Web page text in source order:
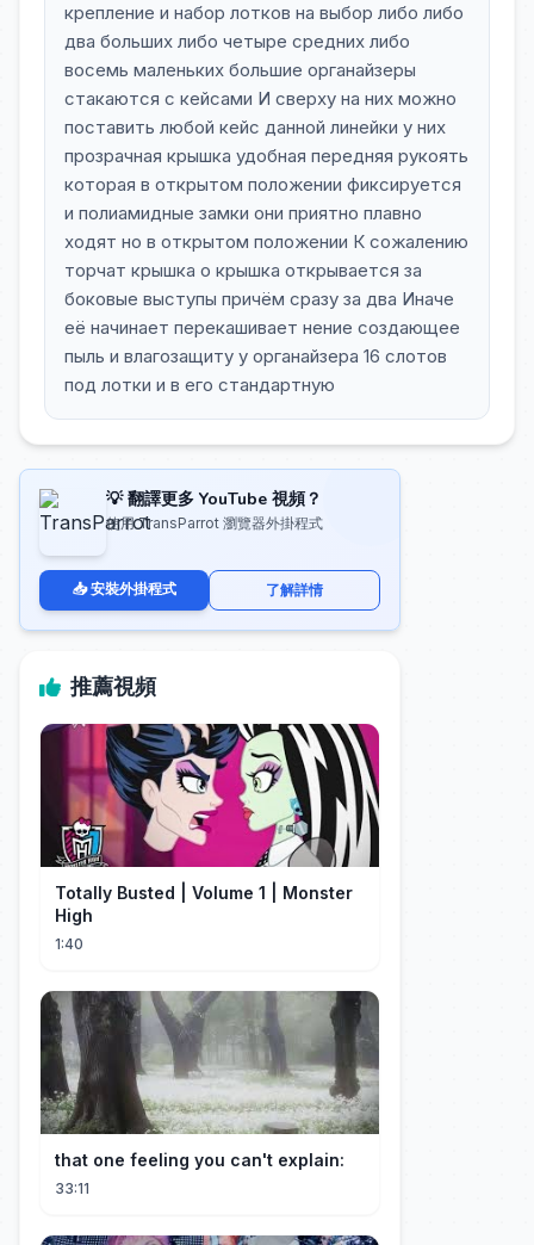
крепление и набор лотков на выбор либо либо
два больших либо четыре средних либо
восемь маленьких большие органайзеры
стакаются с кейсами И сверху на них можно
поставить любой кейс данной линейки у них
прозрачная крышка удобная передняя рукоять
которая в открытом положении фиксируется
и полиамидные замки они приятно плавно
ходят но в открытом положении К сожалению
торчат крышка о крышка открывается за
боковые выступы причём сразу за два Иначе
её начинает перекашивает нение создающее
пыль и влагозащиту у органайзера 16 слотов
под лотки и в его стандартную
💡 翻譯更多 YouTube 視頻？
使用 TransParrot 瀏覽器外掛程式
📥 安裝外掛程式 了解詳情
推薦視頻
Totally Busted | Volume 1 | Monster
High
1:40
that one feeling you can't explain:
33:11